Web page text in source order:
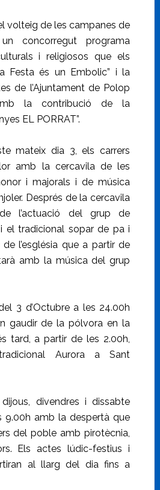
volteig de les campanes de
un concorregut programa
i religiosos que els
Festa és un Embolic” i la
de l’Ajuntament de Polop
la contribució de la
EL PORRAT”.
mateix dia 3, els carrers
amb la cercavila de les
i majorals i de música
Després de la cercavila
l’actuació del grup de
el tradicional sopar de pa i
l’església que a partir de
amb la música del grup
3 d’Octubre a les 24.00h
gaudir de la pólvora en la
tard, a partir de les 2.00h,
Aurora a Sant
divendres i dissabte
9.00h amb la despertà que
del poble amb pirotècnia,
Els actes lúdic-festius i
al llarg del dia fins a